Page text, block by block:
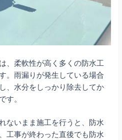
、柔軟性が高く多くの防水工
。雨漏りが発生している場合
、水分をしっかり除去してか
す。
ないまま施工を行うと、防水
工事が終わった直後でも防水